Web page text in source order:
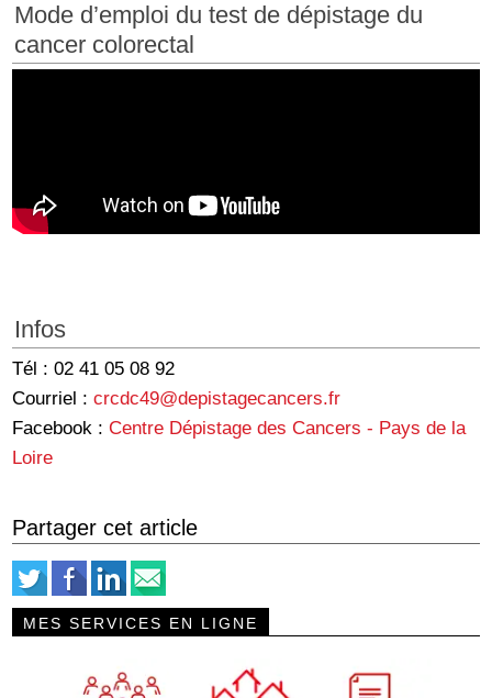
Mode d’emploi du test de dépistage du
cancer colorectal
Infos
Tél : 02 41 05 08 92
Courriel :crcdc49@depistagecancers.fr
Facebook :Centre Dépistage des Cancers - Pays de la
Loire
Partager cet article
MES SERVICES EN LIGNE